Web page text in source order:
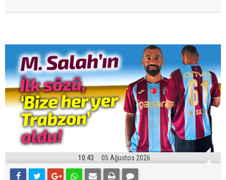
10:43 05 Ağustos 2026